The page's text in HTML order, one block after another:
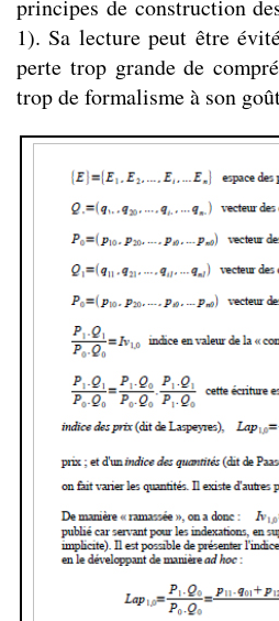
principes de construction
1). Sa lecture peut être
perte trop grande de
trop de formalisme à son